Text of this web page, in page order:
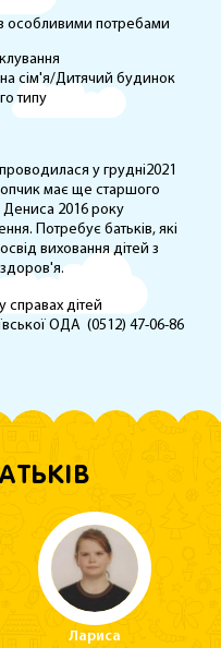
особливими потребами
сім'я/Дитячий будинок
типу
у грудні2021
має ще старшого
Дениса 2016 року
Потребує батьків, які
виховання дітей з
справах дітей
ОДА (0512) 47-06-86
Лариса